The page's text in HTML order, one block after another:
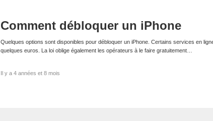
Comment débloquer un iPhone
Quelques options sont disponibles pour débloquer un iPhone. Certains services en
quelques euros. La loi oblige également les opérateurs à le faire gratuitement…
Il y a 4 années et 8 mois